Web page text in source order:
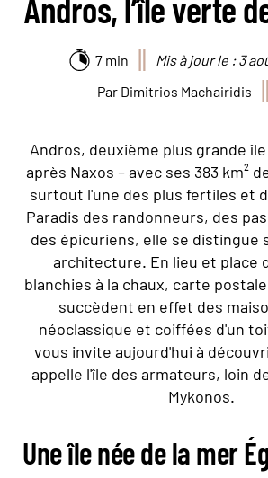
Andros, l’île verte
7 min
Mis à jour le : 3
Par Dimitrios Machairidis
Andros, deuxième plus grande
après Naxos – avec ses 383 km²
surtout l'une des plus fertiles et
Paradis des randonneurs, des
des épicuriens, elle se distingue
architecture. En lieu et place
blanchies à la chaux, carte
succèdent en effet des
néoclassique et coiffées d'un
vous invite aujourd'hui à
appelle l'île des armateurs, loin
Mykonos.
Une île née de la mer